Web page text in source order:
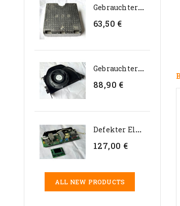
G
Ebrauchter Interner...
63,50 €
G
Ebrauchter Genteq 24V...
88,90 €
D
Efekter Elektroniksatz Für...
127,00 €
ALL NEW PRODUCTS